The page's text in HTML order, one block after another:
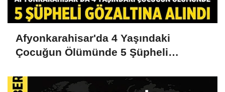
Afyonkarahisar'da 4 Yaşındaki
Çocuğun Ölümünde 5 Şüpheli